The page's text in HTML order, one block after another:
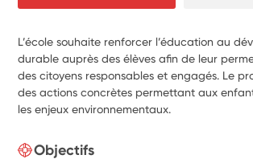
L’école souhaite renforcer l’éducation au
durable auprès des élèves afin de leur
des citoyens responsables et engagés. Le
des actions concrètes permettant aux
les enjeux environnementaux.
Objectifs